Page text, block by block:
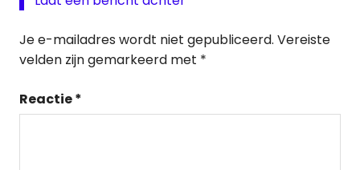
Je e-mailadres wordt niet gepubliceerd. Vereiste
velden zijn gemarkeerd met *
Reactie*